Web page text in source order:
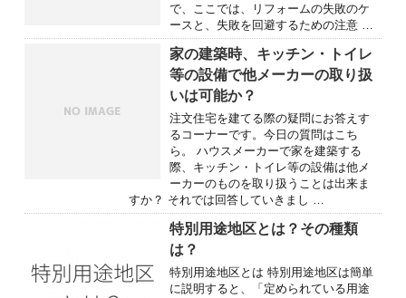
で、ここでは、リフォームの失敗のケ
ースと、失敗を回避するための注意 …
家の建築時、キッチン・トイレ
等の設備で他メーカーの取り扱
いは可能か？
注文住宅を建てる際の疑問にお答えす
るコーナーです。今日の質問はこち
ら。 ハウスメーカーで家を建築する
際、キッチン・トイレ等の設備は他メ
ーカーのものを取り扱うことは出来ま
すか？ それでは回答していきまし …
特別用途地区とは？その種類
は？
特別用途地区とは 特別用途地区は簡単
に説明すると、「定められている用途